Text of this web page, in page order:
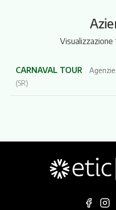
Visualizzazione
CARNAVAL TOUR
(SR)